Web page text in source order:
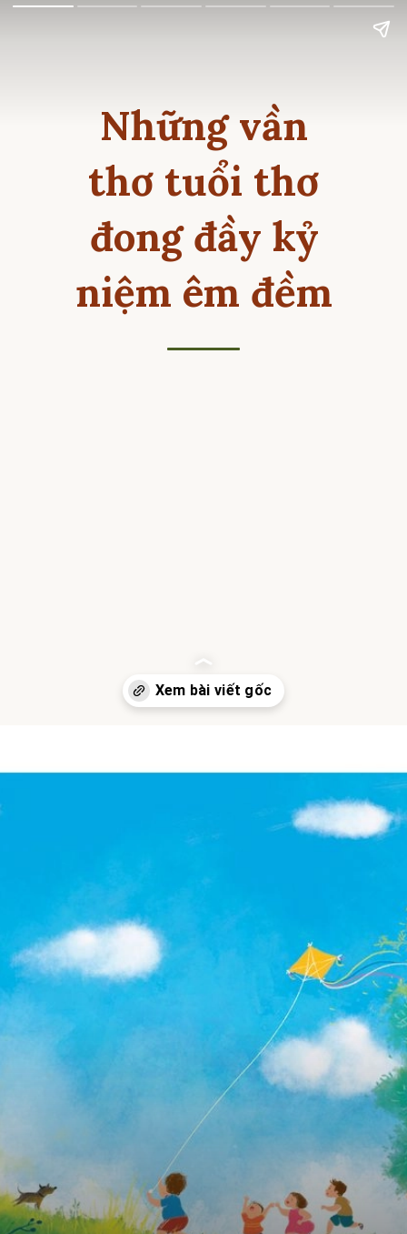
Những vần
thơ tuổi thơ
đong đầy kỷ
niệm êm đềm